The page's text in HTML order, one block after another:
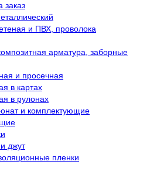
заказ
и ПВХ, проволока
арматура, заборные
и просечная
в картах
в рулонах
и комплектующие
джут
пленки